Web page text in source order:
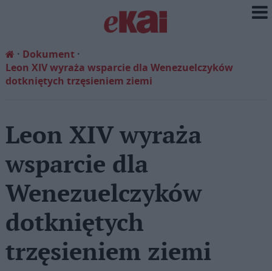
Dokument
Leon XIV wyraża wsparcie dla Wenezuelczyków
dotkniętych trzęsieniem ziemi
Leon XIV wyraża
wsparcie dla
Wenezuelczyków
dotkniętych
trzęsieniem ziemi